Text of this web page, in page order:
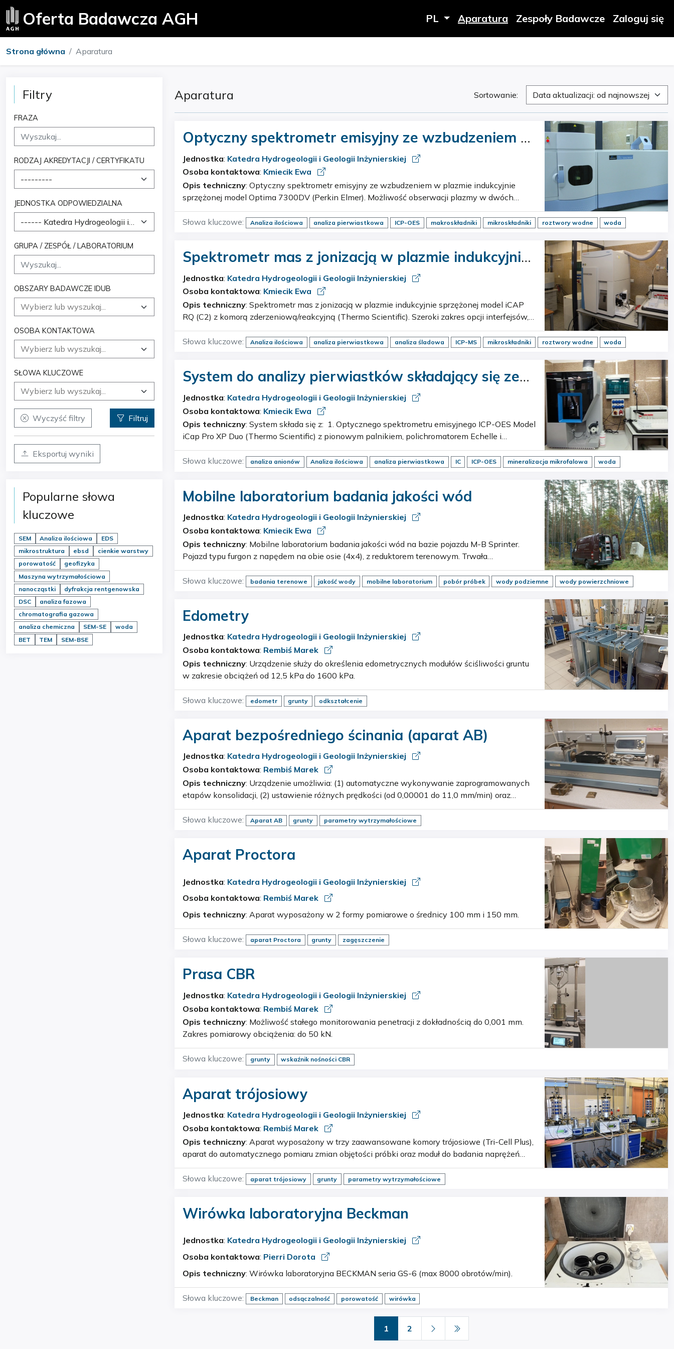
Oferta Badawcza AGH PL Aparatura Zespoły Badawcze Zaloguj się
Strona główna Aparatura
Filtry
FRAZA
RODZAJ AKREDYTACJI / CERTYFIKATU
---------
JEDNOSTKA ODPOWIEDZIALNA
------ Katedra Hydrogeologii i Geologii Inżynierskiej
GRUPA / ZESPÓŁ / LABORATORIUM
OBSZARY BADAWCZE IDUB
OSOBA KONTAKTOWA
SŁOWA KLUCZOWE
Wyczyść filtry Filtruj
Eksportuj wyniki
Popularne słowa
kluczowe
SEM Analiza ilościowa
EDS
mikrostruktura
ebsd
cienkie warstwy
porowatość
geofizyka
Maszyna wytrzymałościowa
nanocząstki
dyfrakcja rentgenowska
DSC
analiza fazowa
chromatografia gazowa
analiza chemiczna
SEM-SE
woda
BET
TEM SEM-BSE
Aparatura Sortowanie: Data aktualizacji: od najnowszej
Optyczny spektrometr emisyjny ze wzbudzeniem w
plazmie indukcyjnie sprzężonej (ICP-OES)
Jednostka: Katedra Hydrogeologii i Geologii Inżynierskiej
Osoba kontaktowa: Kmiecik Ewa
Opis techniczny: Optyczny spektrometr emisyjny ze wzbudzeniem w plazmie indukcyjnie
sprzężonej model Optima 7300DV (Perkin Elmer). Możliwość obserwacji plazmy w dwóch
kierunkach tzw. system dual view (axial i radial) oraz zastosowanie dwóch detektor…
Słowa kluczowe:
Analiza ilościowa analiza pierwiastkowa ICP-OES makroskładniki mikroskładniki roztwory wodne woda
Spektrometr mas z jonizacją w plazmie indukcyjnie
sprzężonej (ICP-MS)
Jednostka: Katedra Hydrogeologii i Geologii Inżynierskiej
Osoba kontaktowa: Kmiecik Ewa
Opis techniczny: Spektrometr mas z jonizacją w plazmie indukcyjnie sprzężonej model iCAP
RQ (C2) z komorą zderzeniową/reakcyjną (Thermo Scientific). Szeroki zakres opcji interfejsów,
daje doskonałe możliwości wyboru w zależności od potrzeb i analizowanych …
Słowa kluczowe:
Analiza ilościowa analiza pierwiastkowa analiza śladowa ICP-MS mikroskładniki roztwory wodne woda
System do analizy pierwiastków składający się ze
spektrometru, mineralizatora do przygotowania
prób do analizy kationów i modułu do
chromatografii jo…
Jednostka: Katedra Hydrogeologii i Geologii Inżynierskiej
Osoba kontaktowa: Kmiecik Ewa
Opis techniczny: System składa się z: 1. Optycznego spektrometru emisyjnego ICP-OES Model
iCap Pro XP Duo (Thermo Scientific) z pionowym palnikiem, polichromatorem Echelle i
detektorem CID. 2. Mineralizatora mikrofalowego UltraWAVE (Milestone) Tech…
Słowa kluczowe:
analiza anionów Analiza ilościowa analiza pierwiastkowa IC ICP-OES mineralizacja mikrofalowa woda
Mobilne laboratorium badania jakości wód
Jednostka: Katedra Hydrogeologii i Geologii Inżynierskiej
Osoba kontaktowa: Kmiecik Ewa
Opis techniczny: Mobilne laboratorium badania jakości wód na bazie pojazdu M-B Sprinter.
Pojazd typu furgon z napędem na obie osie (4x4), z reduktorem terenowym. Trwała
specjalistyczna zabudowa laboratoryjna z materiałów kwasoodpornych (szafy i szuflad…
Słowa kluczowe:
badania terenowe jakość wody mobilne laboratorium pobór próbek wody podziemne wody powierzchniowe
Edometry
Jednostka: Katedra Hydrogeologii i Geologii Inżynierskiej
Osoba kontaktowa: Rembiś Marek
Opis techniczny: Urządzenie służy do określenia edometrycznych modułów ściśliwości gruntu
w zakresie obciążeń od 12,5 kPa do 1600 kPa.
Słowa kluczowe: edometr grunty odkształcenie
Aparat bezpośredniego ścinania (aparat AB)
Jednostka: Katedra Hydrogeologii i Geologii Inżynierskiej
Osoba kontaktowa: Rembiś Marek
Opis techniczny: Urządzenie umożliwia: (1) automatyczne wykonywanie zaprogramowanych
etapów konsolidacji, (2) ustawienie różnych prędkości (od 0,00001 do 11,0 mm/min) oraz
kierunków dla każdego z cykli w teście ścinania. Maksymalne pionowe obcią…
Słowa kluczowe:
Aparat AB grunty parametry wytrzymałościowe
Aparat Proctora
Jednostka: Katedra Hydrogeologii i Geologii Inżynierskiej
Osoba kontaktowa: Rembiś Marek
Opis techniczny : Aparat wyposażony w 2 formy pomiarowe o średnicy 100 mm i 150 mm.
Słowa kluczowe: aparat Proctora grunty zagęszczenie
Prasa CBR
Jednostka: Katedra Hydrogeologii i Geologii Inżynierskiej
Osoba kontaktowa: Rembiś Marek
Opis techniczny: Możliwość stałego monitorowania penetracji z dokładnością do 0,001 mm.
Zakres pomiarowy obciążenia: do 50 kN.
Słowa kluczowe: grunty wskaźnik nośności CBR
Aparat trójosiowy
Jednostka: Katedra Hydrogeologii i Geologii Inżynierskiej
Osoba kontaktowa: Rembiś Marek
Opis techniczny: Aparat wyposażony w trzy zaawansowane komory trójosiowe (Tri-Cell Plus),
aparat do automatycznego pomiaru zmian objętości próbki oraz moduł do badania naprężeń
efektywnych. Urządzenie umożliwia użytkownikowi kontrolę manualną lub autom…
Słowa kluczowe:
aparat trójosiowy grunty parametry wytrzymałościowe
Wirówka laboratoryjna Beckman
Jednostka: Katedra Hydrogeologii i Geologii Inżynierskiej
Osoba kontaktowa: Pierri Dorota
Opis techniczny : Wirówka laboratoryjna BECKMAN seria GS-6 (max 8000 obrotów/min).
Słowa kluczowe: Beckman odsączalność porowatość wirówka
1 2